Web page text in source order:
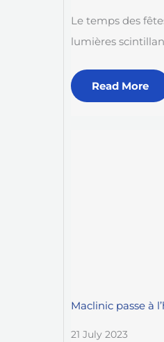
Le temps des
lumières
Read More
Maclinic passe à
21 July 2023